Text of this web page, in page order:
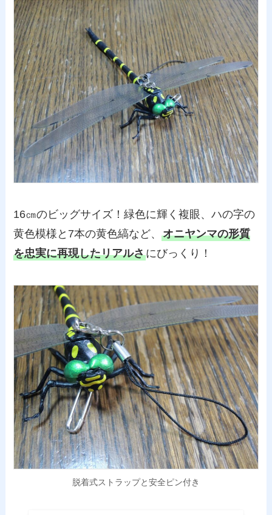
16㎝のビッグサイズ！緑色に輝く複眼、ハの字の
黄色模様と7本の黄色縞など、オニヤンマの形質
を忠実に再現したリアルさにびっくり！
脱着式ストラップと安全ピン付き